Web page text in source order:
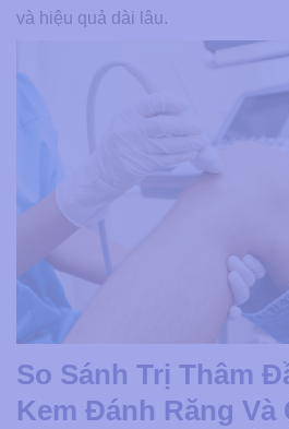
và hiệu quả dài lâu.
So Sánh Trị Thâm
Kem Đánh Răng Và